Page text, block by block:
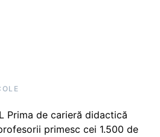
Prima de carieră didactică
primesc cei 1.500 de